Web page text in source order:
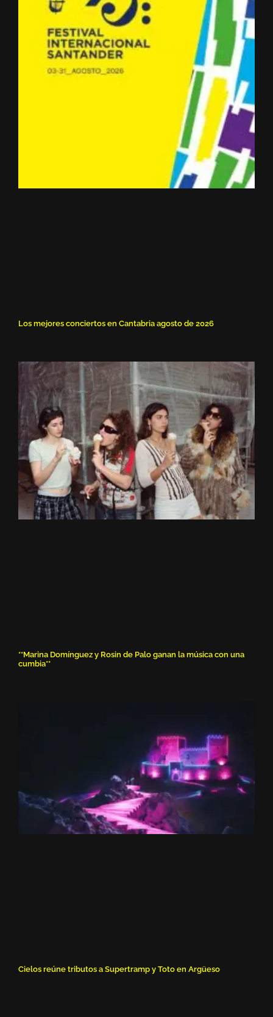
Los mejores conciertos en Cantabria agosto de 2026
**Marina Domínguez y Rosin de Palo ganan la música con una
cumbia**
Cielos reúne tributos a Supertramp y Toto en Argüeso